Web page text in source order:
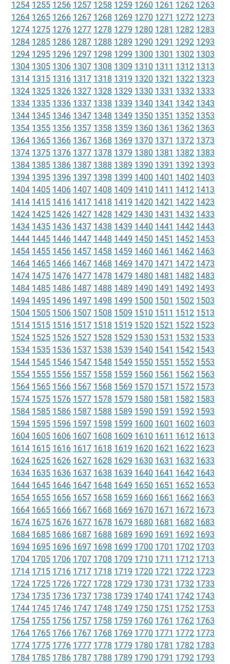
1254 1255 1256 1257 1258 1259 1260 1261 1262 1263
1264 1265 1266 1267 1268 1269 1270 1271 1272 1273
1274 1275 1276 1277 1278 1279 1280 1281 1282 1283
1284 1285 1286 1287 1288 1289 1290 1291 1292 1293
1294 1295 1296 1297 1298 1299 1300 1301 1302 1303
1304 1305 1306 1307 1308 1309 1310 1311 1312 1313
1314 1315 1316 1317 1318 1319 1320 1321 1322 1323
1324 1325 1326 1327 1328 1329 1330 1331 1332 1333
1334 1335 1336 1337 1338 1339 1340 1341 1342 1343
1344 1345 1346 1347 1348 1349 1350 1351 1352 1353
1354 1355 1356 1357 1358 1359 1360 1361 1362 1363
1364 1365 1366 1367 1368 1369 1370 1371 1372 1373
1374 1375 1376 1377 1378 1379 1380 1381 1382 1383
1384 1385 1386 1387 1388 1389 1390 1391 1392 1393
1394 1395 1396 1397 1398 1399 1400 1401 1402 1403
1404 1405 1406 1407 1408 1409 1410 1411 1412 1413
1414 1415 1416 1417 1418 1419 1420 1421 1422 1423
1424 1425 1426 1427 1428 1429 1430 1431 1432 1433
1434 1435 1436 1437 1438 1439 1440 1441 1442 1443
1444 1445 1446 1447 1448 1449 1450 1451 1452 1453
1454 1455 1456 1457 1458 1459 1460 1461 1462 1463
1464 1465 1466 1467 1468 1469 1470 1471 1472 1473
1474 1475 1476 1477 1478 1479 1480 1481 1482 1483
1484 1485 1486 1487 1488 1489 1490 1491 1492 1493
1494 1495 1496 1497 1498 1499 1500 1501 1502 1503
1504 1505 1506 1507 1508 1509 1510 1511 1512 1513
1514 1515 1516 1517 1518 1519 1520 1521 1522 1523
1524 1525 1526 1527 1528 1529 1530 1531 1532 1533
1534 1535 1536 1537 1538 1539 1540 1541 1542 1543
1544 1545 1546 1547 1548 1549 1550 1551 1552 1553
1554 1555 1556 1557 1558 1559 1560 1561 1562 1563
1564 1565 1566 1567 1568 1569 1570 1571 1572 1573
1574 1575 1576 1577 1578 1579 1580 1581 1582 1583
1584 1585 1586 1587 1588 1589 1590 1591 1592 1593
1594 1595 1596 1597 1598 1599 1600 1601 1602 1603
1604 1605 1606 1607 1608 1609 1610 1611 1612 1613
1614 1615 1616 1617 1618 1619 1620 1621 1622 1623
1624 1625 1626 1627 1628 1629 1630 1631 1632 1633
1634 1635 1636 1637 1638 1639 1640 1641 1642 1643
1644 1645 1646 1647 1648 1649 1650 1651 1652 1653
1654 1655 1656 1657 1658 1659 1660 1661 1662 1663
1664 1665 1666 1667 1668 1669 1670 1671 1672 1673
1674 1675 1676 1677 1678 1679 1680 1681 1682 1683
1684 1685 1686 1687 1688 1689 1690 1691 1692 1693
1694 1695 1696 1697 1698 1699 1700 1701 1702 1703
1704 1705 1706 1707 1708 1709 1710 1711 1712 1713
1714 1715 1716 1717 1718 1719 1720 1721 1722 1723
1724 1725 1726 1727 1728 1729 1730 1731 1732 1733
1734 1735 1736 1737 1738 1739 1740 1741 1742 1743
1744 1745 1746 1747 1748 1749 1750 1751 1752 1753
1754 1755 1756 1757 1758 1759 1760 1761 1762 1763
1764 1765 1766 1767 1768 1769 1770 1771 1772 1773
1774 1775 1776 1777 1778 1779 1780 1781 1782 1783
1784 1785 1786 1787 1788 1789 1790 1791 1792 1793